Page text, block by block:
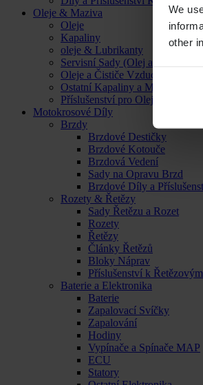
We
other
Oleje & Maziva
Oleje
Kapaliny
oleje & Lubrikanty
Servisní Sady (Olej a Filtr)
Oleje a Čističe Vzduchových
Ostatní Kapaliny a Maziva
Příslušenství pro Oleje, Kapaliny
Motokrosové Díly
Brzdy
Brzdové Destičky
Brzdové Kotouče
Brzdová Vedení
Sady na Opravu Brzd
Brzdové Díly a
Rozety & Řetězy
Sady Řetězu a Rozet
Rozety
Řetězy
Články Řetězů
Bloky Náprav
Příslušenství k
Baterie a Elektronika
Baterie
Zapalovací Svíčky
Zapalování
Hodiny
Vypínače a Spínače MAP
ECU
Statory